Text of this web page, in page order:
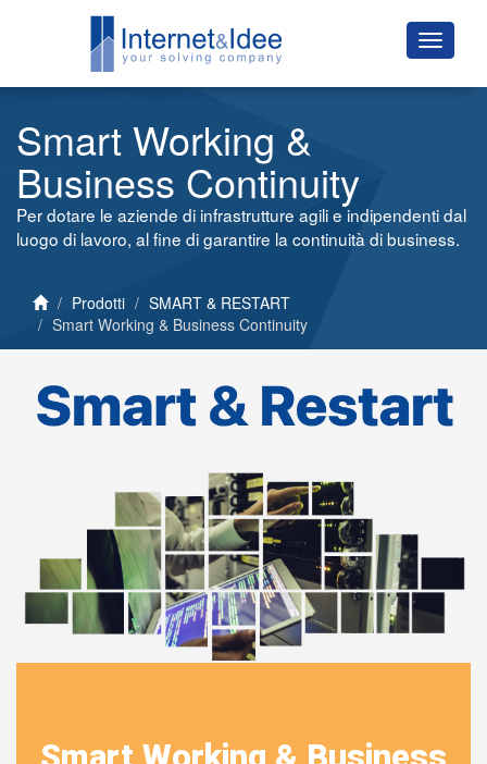
Smart Working &
Business Continuity
Per dotare le aziende di infrastrutture agili e indipendenti dal
luogo di lavoro, al fine di garantire la continuità di business.
Prodotti
SMART & RESTART
Smart Working & Business Continuity